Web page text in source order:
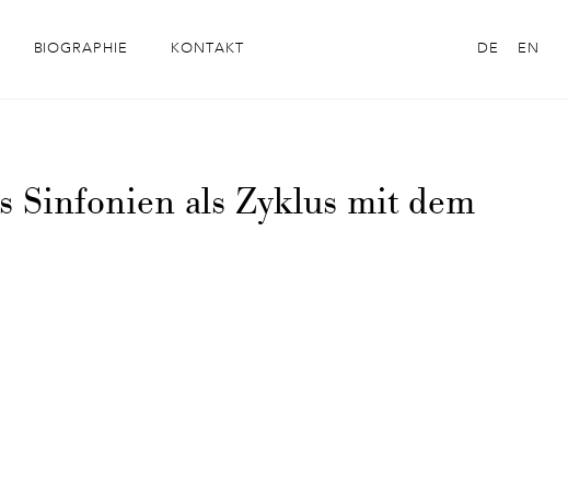
BIOGRAPHIE KONTAKT DE EN
Sinfonien als Zyklus mit dem